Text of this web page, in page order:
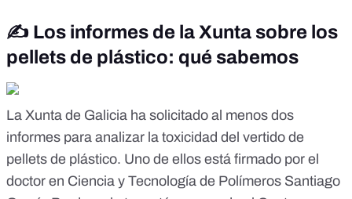
✍️ Los informes de la Xunta sobre los
pellets de plástico: qué sabemos
La Xunta de Galicia ha solicitado al menos dos
informes para analizar la toxicidad del vertido de
pellets de plástico. Uno de ellos está firmado por el
doctor en Ciencia y Tecnología de Polímeros Santiago